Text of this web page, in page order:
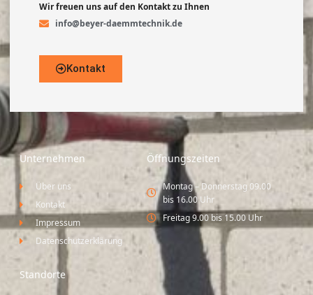
Wir freuen uns auf den Kontakt zu Ihnen
info@beyer-daemmtechnik.de
Kontakt
Unternehmen
Über uns
Kontakt
Impressum
Datenschutzerklärung
Öffnungszeiten
Montag – Donnerstag 09.00
bis 16.00 Uhr
Freitag 9.00 bis 15.00 Uhr
Standorte